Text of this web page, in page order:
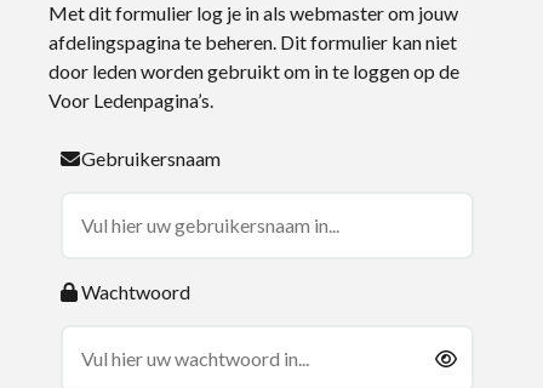
Met dit formulier log je in als webmaster om jouw
afdelingspagina te beheren. Dit formulier kan niet
door leden worden gebruikt om in te loggen op de
Voor Ledenpagina’s.
Gebruikersnaam
Wachtwoord